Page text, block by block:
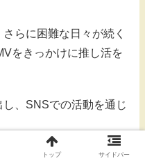
らに困難な日々が続く
をきっかけに推し活を
、SNSでの活動を通じ
で、悩み相談を受けるよ
トップ サイドバー